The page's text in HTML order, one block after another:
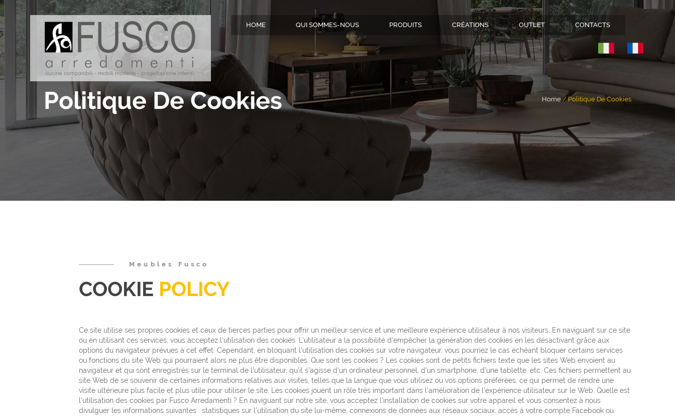
HOME QUI SOMMES-NOUS PRODUITS CRÉATIONS OUTLET CONTACTS
Politique De Cookies Home Politique De Cookies
Meubles Fusco
COOKIE POLICY
Ce site utilise ses propres cookies et ceux de tierces parties pour offrir un meilleur service et une meilleure expérience utilisateur à nos visiteurs. En naviguant sur ce site
ou en utilisant ces services, vous acceptez l'utilisation des cookies. L'utilisateur a la possibilité d'empêcher la génération des cookies en les désactivant grâce aux
options du navigateur prévues à cet effet. Cependant, en bloquant l'utilisation des cookies sur votre navigateur, vous pourriez le cas échéant bloquer certains services
ou fonctions du site Web qui pourraient alors ne plus être disponibles. Que sont les cookies ? Les cookies sont de petits fichiers texte que les sites Web envoient au
navigateur et qui sont enregistrés sur le terminal de l'utilisateur, qu'il s'agisse d'un ordinateur personnel, d'un smartphone, d'une tablette, etc. Ces fichiers permettent au
site Web de se souvenir de certaines informations relatives aux visites, telles que la langue que vous utilisez ou vos options préférées, ce qui permet de rendre une
visite ultérieure plus facile et plus utile pour utiliser le site. Les cookies jouent un rôle très important dans l'amélioration de l'expérience utilisateur sur le Web. Quelle est
l'utilisation des cookies par Fusco Arredamenti ? En naviguant sur notre site, vous acceptez l'installation de cookies sur votre appareil et vous consentez à nous
divulguer les informations suivantes : statistiques sur l'utilisation du site lui-même, connexions de données aux réseaux sociaux, accès à votre compte Facebook ou